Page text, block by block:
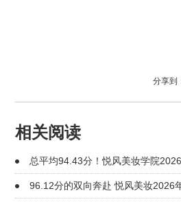
分享到
相关阅读
总平均94.43分！悦风美妆学院
96.12分的双向奔赴 悦风美妆2026